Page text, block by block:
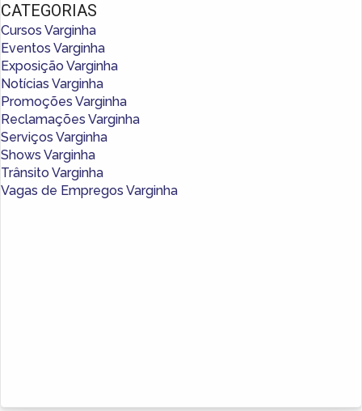
CATEGORIAS
Cursos Varginha
Eventos Varginha
Exposição Varginha
Notícias Varginha
Promoções Varginha
Reclamações Varginha
Serviços Varginha
Shows Varginha
Trânsito Varginha
Vagas de Empregos Varginha